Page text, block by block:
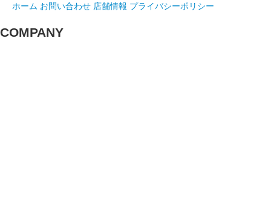
ホーム お問い合わせ 店舗情報 プライバシーポリシー
COMPANY